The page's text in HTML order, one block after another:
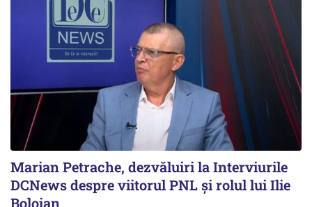
Marian Petrache, dezvăluiri la Interviurile
DCNews despre viitorul PNL și rolul lui Ilie
Bolojan